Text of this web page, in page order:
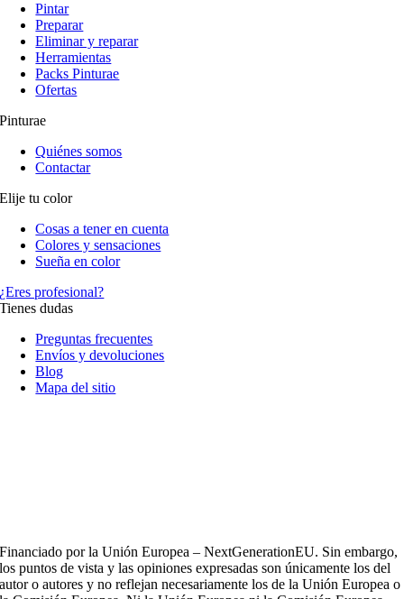
Pintar
Preparar
Eliminar y reparar
Herramientas
Packs Pinturae
Ofertas
Pinturae
Quiénes somos
Contactar
Elije tu color
Cosas a tener en cuenta
Colores y sensaciones
Sueña en color
¿Eres profesional?
Tienes dudas
Preguntas frecuentes
Envíos y devoluciones
Blog
Mapa del sitio
Financiado por la Unión Europea – NextGenerationEU. Sin embargo,
los puntos de vista y las opiniones expresadas son únicamente los del
autor o autores y no reflejan necesariamente los de la Unión Europea o